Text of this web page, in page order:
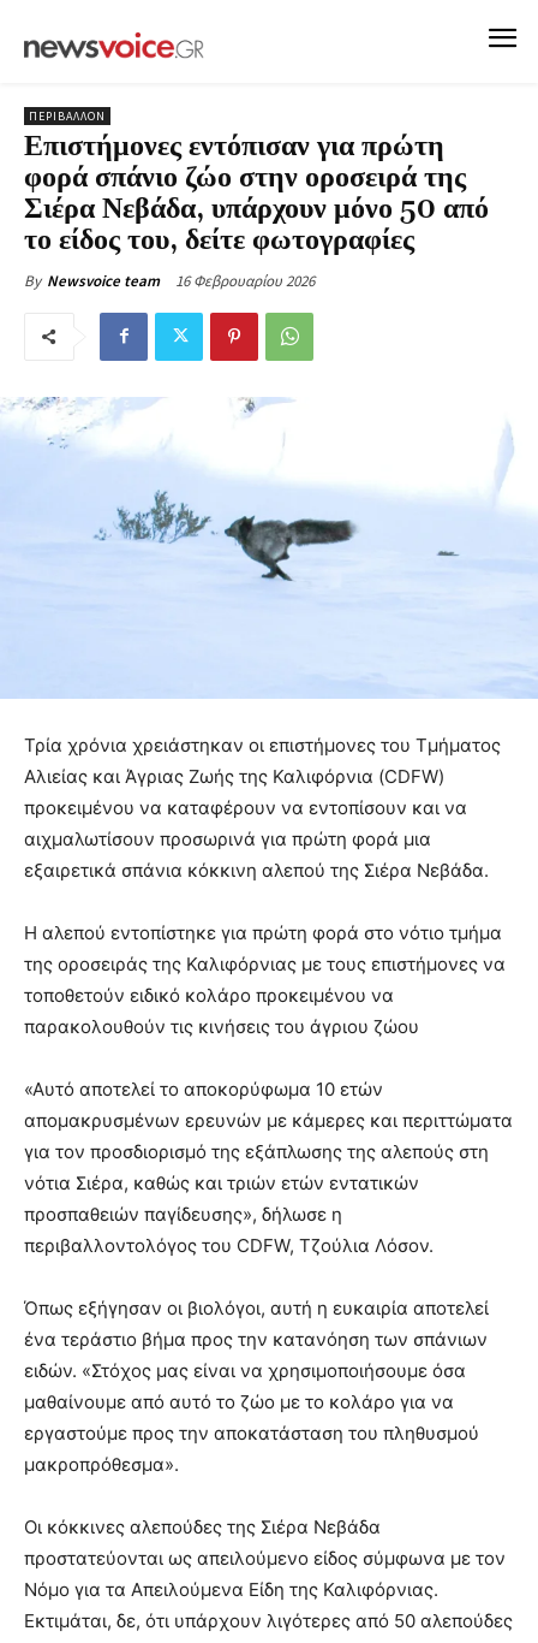
ΠΕΡΙΒΑΛΛΟΝ
Επιστήμονες εντόπισαν για πρώτη
φορά σπάνιο ζώο στην οροσειρά της
Σιέρα Νεβάδα, υπάρχουν μόνο 50 από
το είδος του, δείτε φωτογραφίες
By Newsvoice team 16 Φεβρουαρίου 2026
Τρία χρόνια χρειάστηκαν οι επιστήμονες του Τμήματος
Αλιείας και Άγριας Ζωής της Καλιφόρνια (CDFW)
προκειμένου να καταφέρουν να εντοπίσουν και να
αιχμαλωτίσουν προσωρινά για πρώτη φορά μια
εξαιρετικά σπάνια κόκκινη αλεπού της Σιέρα Νεβάδα.
Η αλεπού εντοπίστηκε για πρώτη φορά στο νότιο τμήμα
της οροσειράς της Καλιφόρνιας με τους επιστήμονες να
τοποθετούν ειδικό κολάρο προκειμένου να
παρακολουθούν τις κινήσεις του άγριου ζώου
«Αυτό αποτελεί το αποκορύφωμα 10 ετών
απομακρυσμένων ερευνών με κάμερες και περιττώματα
για τον προσδιορισμό της εξάπλωσης της αλεπούς στη
νότια Σιέρα, καθώς και τριών ετών εντατικών
προσπαθειών παγίδευσης», δήλωσε η
περιβαλλοντολόγος του CDFW, Τζούλια Λόσον.
Όπως εξήγησαν οι βιολόγοι, αυτή η ευκαιρία αποτελεί
ένα τεράστιο βήμα προς την κατανόηση των σπάνιων
ειδών. «Στόχος μας είναι να χρησιμοποιήσουμε όσα
μαθαίνουμε από αυτό το ζώο με το κολάρο για να
εργαστούμε προς την αποκατάσταση του πληθυσμού
μακροπρόθεσμα».
Οι κόκκινες αλεπούδες της Σιέρα Νεβάδα
προστατεύονται ως απειλούμενο είδος σύμφωνα με τον
Νόμο για τα Απειλούμενα Είδη της Καλιφόρνιας.
Εκτιμάται, δε, ότι υπάρχουν λιγότερες από 50 αλεπούδες